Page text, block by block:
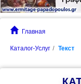
Главная
Каталог-Услуг Текст